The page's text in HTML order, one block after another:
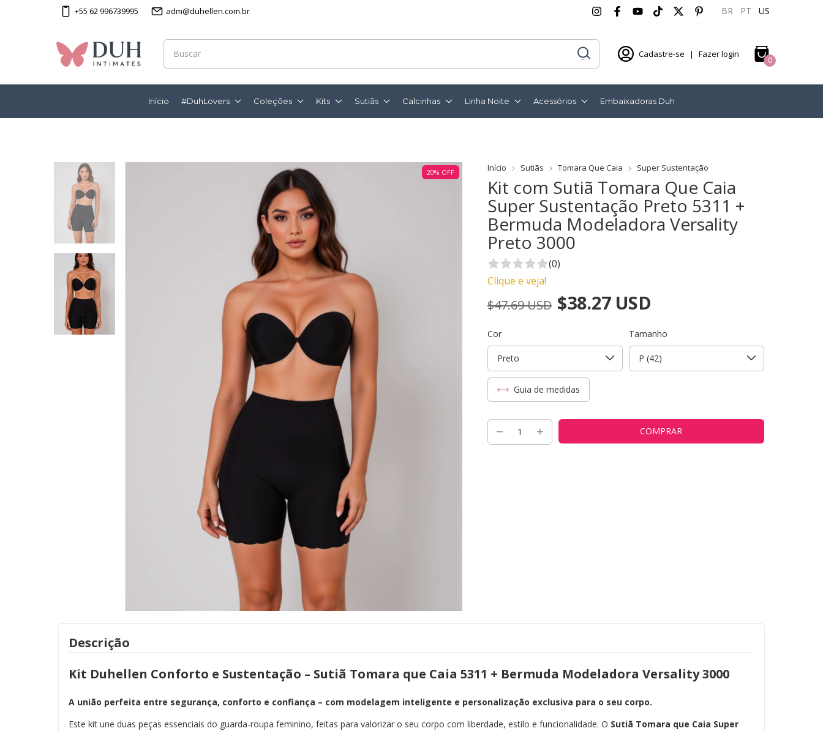
+55 62 996739995 adm@duhellen.com.br BR PT US
Cadastre-se | Fazer login
0
Início #DuhLovers Coleções Kits Sutiãs Calcinhas Linha Noite Acessórios Embaixadoras Duh
20% OFF Início Sutiãs Tomara Que Caia Super Sustentação
Kit com Sutiã Tomara Que Caia
Super Sustentação Preto 5311 +
Bermuda Modeladora Versality
Preto 3000
(0)
Clique e veja!
$47.69 USD $38.27 USD
Cor Tamanho
Guia de medidas
Descrição
Kit Duhellen Conforto e Sustentação – Sutiã Tomara que Caia 5311 + Bermuda Modeladora Versality 3000
A união perfeita entre segurança, conforto e confiança – com modelagem inteligente e personalização exclusiva para o seu corpo.
Este kit une duas peças essenciais do guarda-roupa feminino, feitas para valorizar o seu corpo com liberdade, estilo e funcionalidade. O Sutiã Tomara que Caia Super